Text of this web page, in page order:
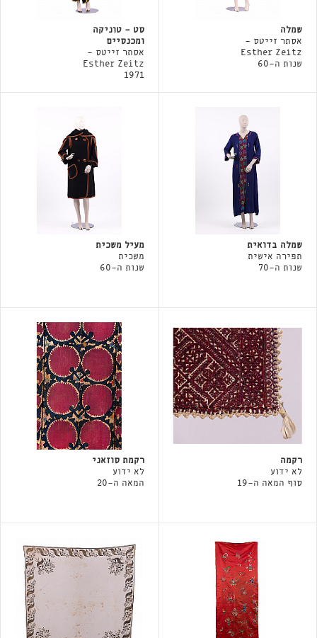
שמלה
אסתר זייטס -
Esther Zeitz
שנות ה-60
סט - טוניקה
ומכנסיים
אסתר זייטס -
Esther Zeitz
1971
שמלה בדואית
תפירה אישית
שנות ה-70
מעיל משכית
משכית
שנות ה-60
רקמה
לא ידוע
סוף המאה ה-19
רקמת סוזאני
לא ידוע
המאה ה-20